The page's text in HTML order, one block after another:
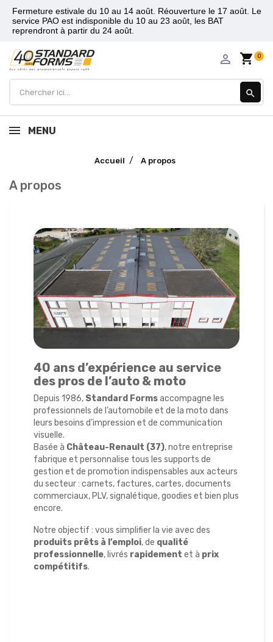
Fermeture estivale du 10 au 14 août. Réouverture le 17 août. Le
service PAO est indisponible du 10 au 23 août, les BAT
reprendront à partir du 24 août.
shopping_cart 0
person_outline
search
MENU
Accueil A propos
A propos
40 ans d’expérience au service
des pros de l’auto & moto
Depuis 1986, Standard Formsaccompagne les
professionnels de l’automobile et de la moto dans
leurs besoins d’impression et de communication
visuelle.
Basée à Château-Renault (37), notre entreprise
fabrique et personnalise tous les supports de
gestion et de promotion indispensables aux acteurs
du secteur : carnets, factures, cartes, documents
commerciaux, PLV, signalétique, goodies et bien plus
encore.
Notre objectif : vous simplifier la vie avec des
produits prêts à l’emploi, de qualité
professionnelle, livrés rapidement et à prix
compétitifs.